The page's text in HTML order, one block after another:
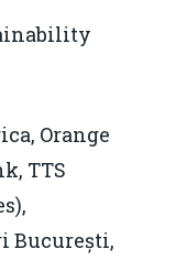
Orange
TTS
București,
Soluții de
IMM
Redresare vs.
Fiscalitate pentru o
Piața gazelor naturale: